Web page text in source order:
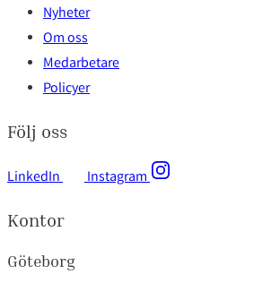
Nyheter
Om oss
Medarbetare
Policyer
Följ oss
LinkedIn Instagram
Kontor
Göteborg